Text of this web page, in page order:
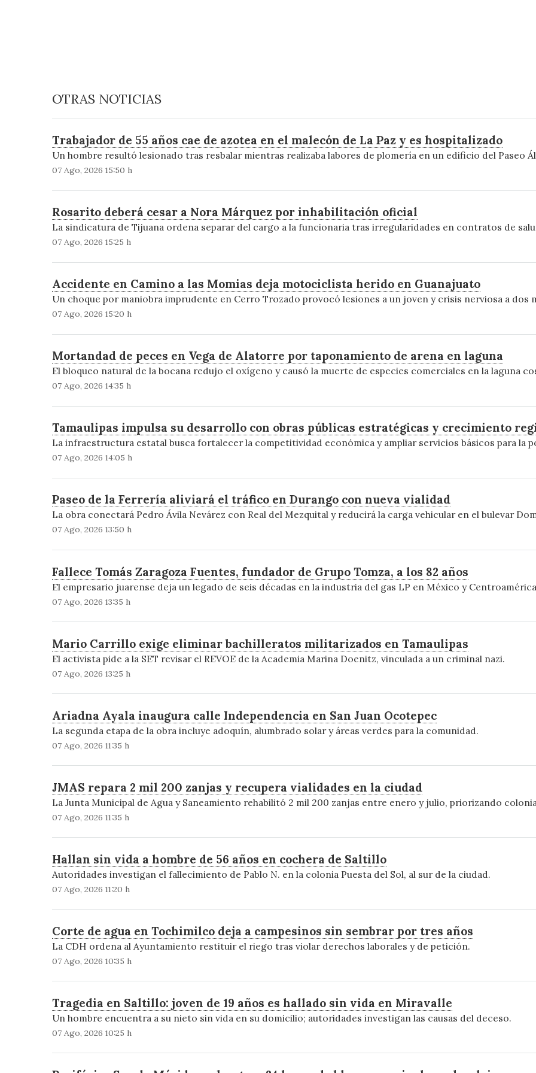
OTRAS NOTICIAS
Trabajador de 55 años cae de azotea en el malecón de La Paz y es hospitalizado
Un hombre resultó lesionado tras resbalar mientras realizaba labores de plomería en un edificio del Paseo
07 Ago, 2026 15:50 h
Rosarito deberá cesar a Nora Márquez por inhabilitación oficial
La sindicatura de Tijuana ordena separar del cargo a la funcionaria tras irregularidades en contratos de
07 Ago, 2026 15:25 h
Accidente en Camino a las Momias deja motociclista herido en Guanajuato
Un choque por maniobra imprudente en Cerro Trozado provocó lesiones a un joven y crisis nerviosa a dos
07 Ago, 2026 15:20 h
Mortandad de peces en Vega de Alatorre por taponamiento de arena en laguna
El bloqueo natural de la bocana redujo el oxígeno y causó la muerte de especies comerciales en la laguna
07 Ago, 2026 14:35 h
Tamaulipas impulsa su desarrollo con obras públicas estratégicas y crecimiento
La infraestructura estatal busca fortalecer la competitividad económica y ampliar servicios básicos para la
07 Ago, 2026 14:05 h
Paseo de la Ferrería aliviará el tráfico en Durango con nueva vialidad
La obra conectará Pedro Ávila Nevárez con Real del Mezquital y reducirá la carga vehicular en el bulevar
07 Ago, 2026 13:50 h
Fallece Tomás Zaragoza Fuentes, fundador de Grupo Tomza, a los 82 años
El empresario juarense deja un legado de seis décadas en la industria del gas LP en México y
07 Ago, 2026 13:35 h
Mario Carrillo exige eliminar bachilleratos militarizados en Tamaulipas
El activista pide a la SET revisar el REVOE de la Academia Marina Doenitz, vinculada a un criminal nazi.
07 Ago, 2026 13:25 h
Ariadna Ayala inaugura calle Independencia en San Juan Ocotepec
La segunda etapa de la obra incluye adoquín, alumbrado solar y áreas verdes para la comunidad.
07 Ago, 2026 11:35 h
JMAS repara 2 mil 200 zanjas y recupera vialidades en la ciudad
La Junta Municipal de Agua y Saneamiento rehabilitó 2 mil 200 zanjas entre enero y julio, priorizando
07 Ago, 2026 11:35 h
Hallan sin vida a hombre de 56 años en cochera de Saltillo
Autoridades investigan el fallecimiento de Pablo N. en la colonia Puesta del Sol, al sur de la ciudad.
07 Ago, 2026 11:20 h
Corte de agua en Tochimilco deja a campesinos sin sembrar por tres años
La CDH ordena al Ayuntamiento restituir el riego tras violar derechos laborales y de petición.
07 Ago, 2026 10:35 h
Tragedia en Saltillo: joven de 19 años es hallado sin vida en Miravalle
Un hombre encuentra a su nieto sin vida en su domicilio; autoridades investigan las causas del deceso.
07 Ago, 2026 10:25 h